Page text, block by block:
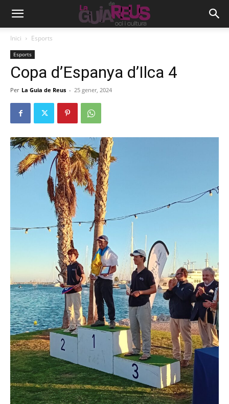
Inici Esports
Esports
Copa d’Espanya d’Ilca 4
Per La Guia de Reus - 25 gener, 2024